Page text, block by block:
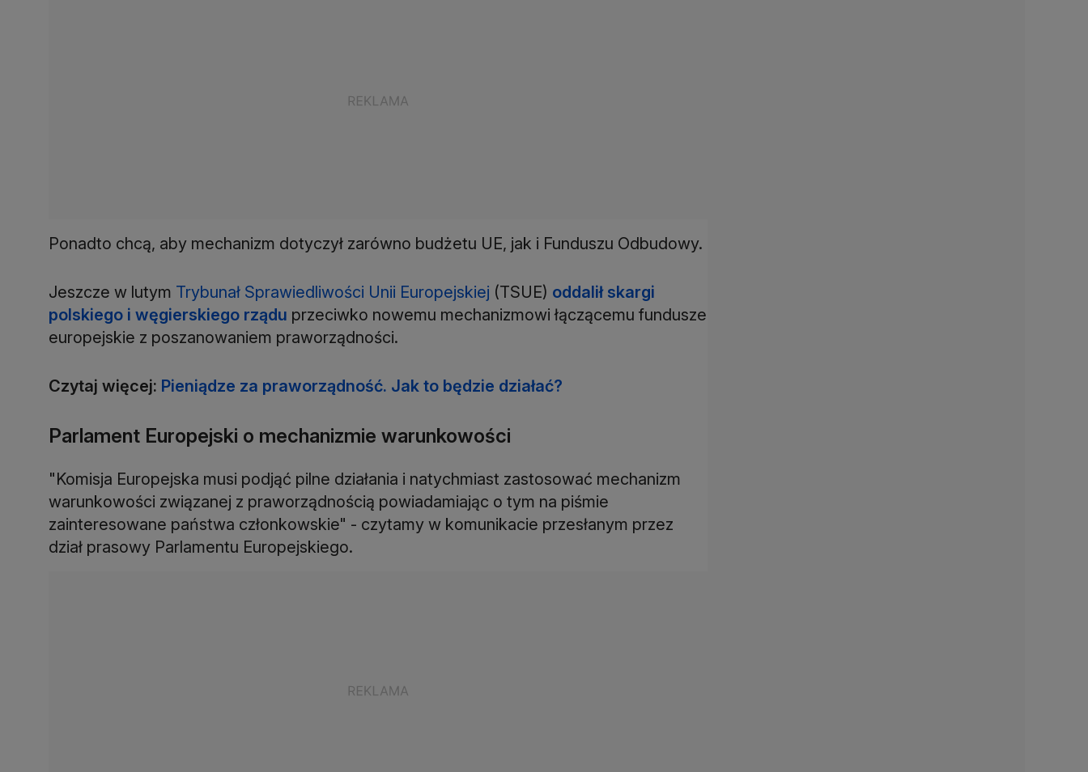
Ponadto chcą, aby mechanizm dotyczył zarówno budżetu UE, jak i Funduszu Odbudowy.
Jeszcze w lutym Trybunał Sprawiedliwości Unii Europejskiej (TSUE) oddalił skargi
polskiego i węgierskiego rządu przeciwko nowemu mechanizmowi łączącemu fundusze
europejskie z poszanowaniem praworządności.
Czytaj więcej: Pieniądze za praworządność. Jak to będzie działać?
Parlament Europejski o mechanizmie warunkowości
"Komisja Europejska musi podjąć pilne działania i natychmiast zastosować mechanizm
warunkowości związanej z praworządnością powiadamiając o tym na piśmie
zainteresowane państwa członkowskie" - czytamy w komunikacie przesłanym przez
dział prasowy Parlamentu Europejskiego.